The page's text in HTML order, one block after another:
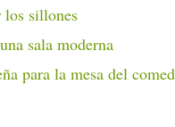
los sillones
sala moderna
para la mesa del